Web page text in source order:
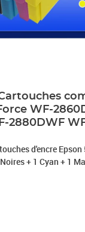
WF-
2880DWF
d'encre
+ 1 Cyan + 1
+ Couleur: 470
ROHS - 100%
excellence